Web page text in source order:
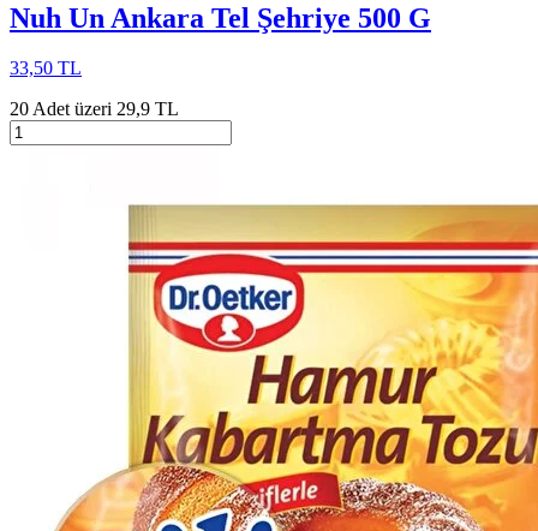
Nuh Un Ankara Tel Şehriye 500 G
33,50 TL
20 Adet üzeri 29,9 TL